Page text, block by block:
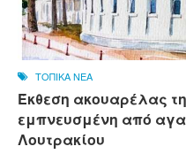
ΤΟΠΙΚΑ ΝΕΑ
Έκθεση ακουαρέλας
εμπνευσμένη από
Λουτρακίου